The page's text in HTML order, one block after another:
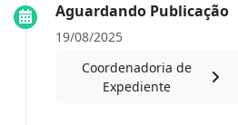
Aguardando Publicação
19/08/2025
Coordenadoria de
Expediente